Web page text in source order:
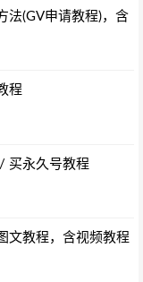
法(GV申请教程)，含
程
买永久号教程
文教程，含视频教程